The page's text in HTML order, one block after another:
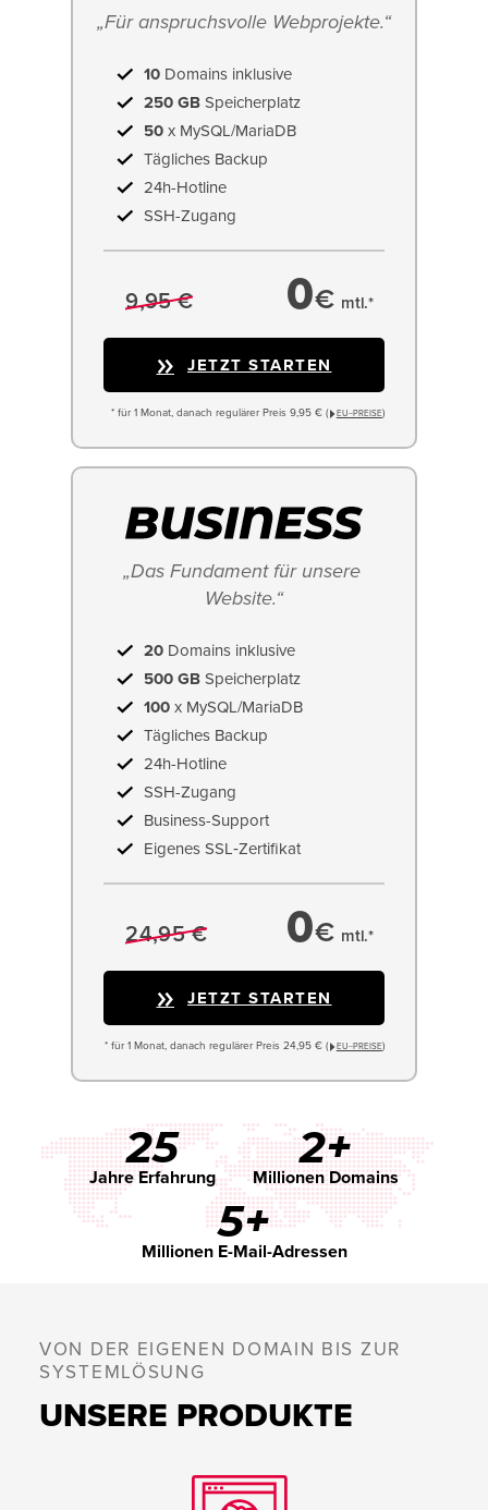
„Für anspruchsvolle Webprojekte.“
10 Domains inklusive
250 GB Speicherplatz
50 x MySQL/MariaDB
Tägliches Backup
24h-Hotline
SSH-Zugang
9,95 € 0€ mtl.*
JETZT STARTEN
* für 1 Monat, danach regulärer Preis 9,95 € ( EU−PREISE)
„Das Fundament für unsere
Website.“
20 Domains inklusive
500 GB Speicherplatz
100 x MySQL/MariaDB
Tägliches Backup
24h-Hotline
SSH-Zugang
Business-Support
Eigenes SSL‑Zertifikat
24,95 € 0€ mtl.*
JETZT STARTEN
* für 1 Monat, danach regulärer Preis 24,95 € ( EU−PREISE)
25
Jahre Erfahrung
2+
Millionen Domains
5+
Millionen E-Mail-Adressen
VON DER EIGENEN DOMAIN BIS ZUR
SYSTEMLÖSUNG
UNSERE PRODUKTE